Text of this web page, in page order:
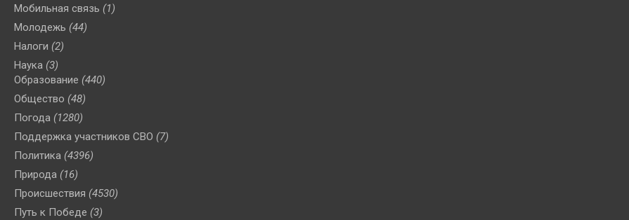
Мобильная связь (1)
Молодежь (44)
Налоги (2)
Наука (3)
Образование (440)
Общество (48)
Погода (1280)
Поддержка участников СВО (7)
Политика (4396)
Природа (16)
Происшествия (4530)
Путь к Победе (3)